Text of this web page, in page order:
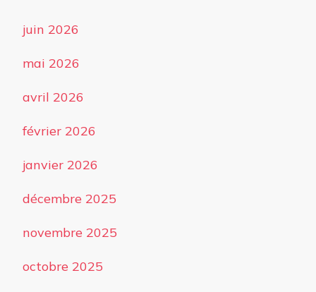
juin 2026
mai 2026
avril 2026
février 2026
janvier 2026
décembre 2025
novembre 2025
octobre 2025